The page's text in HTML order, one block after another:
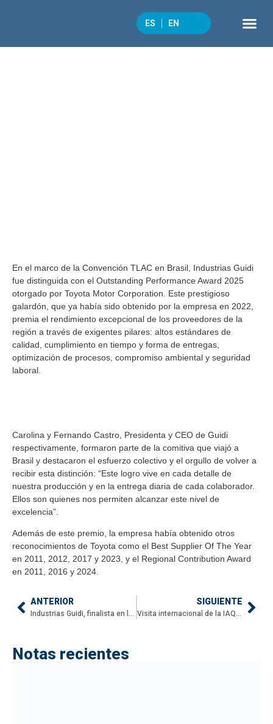
ES EN
Industrias Guidi recibe el
Outstanding Performance
En el marco de la Convención TLAC en Brasil, Industrias Guidi
fue distinguida con el Outstanding Performance Award 2025
otorgado por Toyota Motor Corporation. Este prestigioso
galardón, que ya había sido obtenido por la empresa en 2022,
premia el rendimiento excepcional de los proveedores de la
región a través de exigentes pilares: altos estándares de
calidad, cumplimiento en tiempo y forma de entregas,
optimización de procesos, compromiso ambiental y seguridad
laboral.
Carolina y Fernando Castro, Presidenta y CEO de Guidi
respectivamente, formaron parte de la comitiva que viajó a
Brasil y destacaron el esfuerzo colectivo y el orgullo de volver a
recibir esta distinción: “Este logro vive en cada detalle de
nuestra producción y en la entrega diaria de cada colaborador.
Ellos son quienes nos permiten alcanzar este nivel de
excelencia”.
Además de este premio, la empresa había obtenido otros
reconocimientos de Toyota como el Best Supplier Of The Year
en 2011, 2012, 2017 y 2023, y el Regional Contribution Award
en 2011, 2016 y 2024.
ANTERIOR
Industrias Guidi, finalista en la Convención Jishuken por segundo año consecutivo
SIGUIENTE
Visita internacional de la IAQ y la CAQ a Industrias Guidi: un reconocimiento al modelo de Mejora Continua
Notas recientes